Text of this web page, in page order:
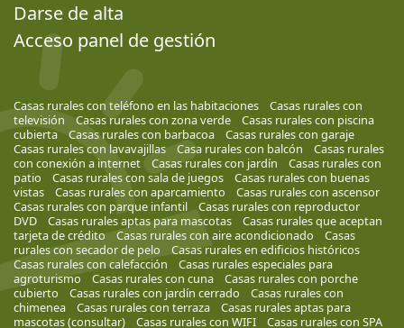
Darse de alta
Acceso panel de gestión
Casas rurales con teléfono en las habitaciones
Casas rurales con
televisión
Casas rurales con zona verde
Casas rurales con piscina
cubierta
Casas rurales con barbacoa
Casas rurales con garaje
Casas rurales con lavavajillas
Casa rurales con balcón
Casas rurales
con conexión a internet
Casas rurales con jardín
Casas rurales con
patio
Casas rurales con sala de juegos
Casas rurales con buenas
vistas
Casas rurales con aparcamiento
Casas rurales con ascensor
Casas rurales con parque infantil
Casas rurales con reproductor
DVD
Casas rurales aptas para mascotas
Casas rurales que aceptan
tarjeta de crédito
Casas rurales con aire acondicionado
Casas
rurales con secador de pelo
Casas rurales en edificios históricos
Casas rurales con calefacción
Casas rurales especiales para
agroturismo
Casas rurales con cuna
Casas rurales con porche
cubierto
Casas rurales con jardín cerrado
Casas rurales con
chimenea
Casas rurales con terraza
Casas rurales aptas para
mascotas (consultar)
Casas rurales con WIFI Casas rurales con SPA